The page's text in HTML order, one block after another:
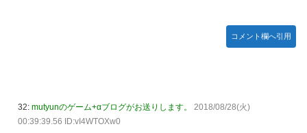
｢乃木坂あそぶだけ 1万円で遊ぼう！｣ 後編公開！！！【乃木
たｗ」豪州のセブンイレブンが”日本化”して劇的進化！「お
にぎりとたまごサンドが食べられるなんて……」
コメント欄へ引用
32: mutyunのゲーム+αブログがお送りします。
2018/08/28(火)
00:39:39.56 ID:vI4WTOXw0